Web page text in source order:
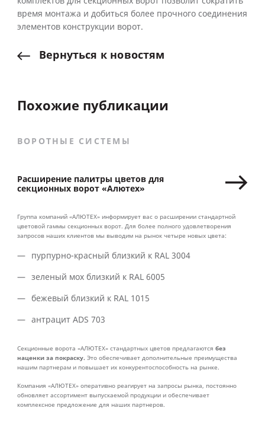
время монтажа и добиться более прочного соединения
элементов конструкции ворот.
Вернуться к новостям
Похожие публикации
ВОРОТНЫЕ СИСТЕМЫ
Расширение палитры цветов для
секционных ворот «Алютех»
Группа компаний «АЛЮТЕХ» информирует вас о расширении стандартной
цветовой гаммы секционных ворот. Для более полного удовлетворения
запросов наших клиентов мы выводим на рынок четыре новых цвета:
пурпурно-красный близкий к RAL 3004
зеленый мох близкий к RAL 6005
бежевый близкий к RAL 1015
антрацит ADS 703
Секционные ворота «АЛЮТЕХ» стандартных цветов предлагаются без
наценки за покраску. Это обеспечивает дополнительные преимущества
нашим партнерам и повышает их конкурентоспособность на рынке.
Компания «АЛЮТЕХ» оперативно реагирует на запросы рынка, постоянно
обновляет ассортимент выпускаемой продукции и обеспечивает
комплексное предложение для наших партнеров.